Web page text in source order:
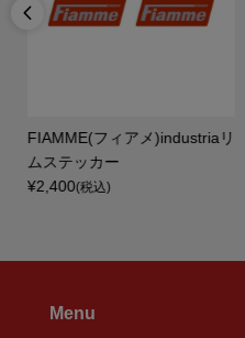

FIAMME(フィアメ)industriaリ
ムステッカー
¥2,400(税込)
Menu